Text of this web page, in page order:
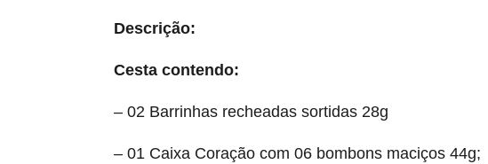
Descrição:
Cesta contendo:
– 02 Barrinhas recheadas sortidas 28g
– 01 Caixa Coração com 06 bombons maciços 44g;